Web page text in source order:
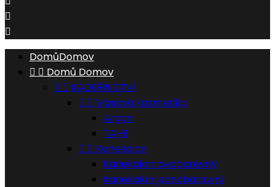


DomůDomov
  Domů Domov
  KADEŘNICTVÍ
  Vlasová kosmetika
Argan
TAHE
  Kanekalon
Kanekalon dvojbarevný
Kanekalon jednobarevný